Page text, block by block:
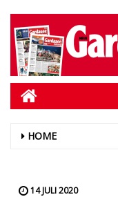
HOME
14 JULI 2020